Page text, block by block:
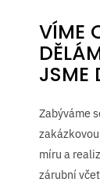
VÍME
JSME
Zabýváme
míru a
zárubní